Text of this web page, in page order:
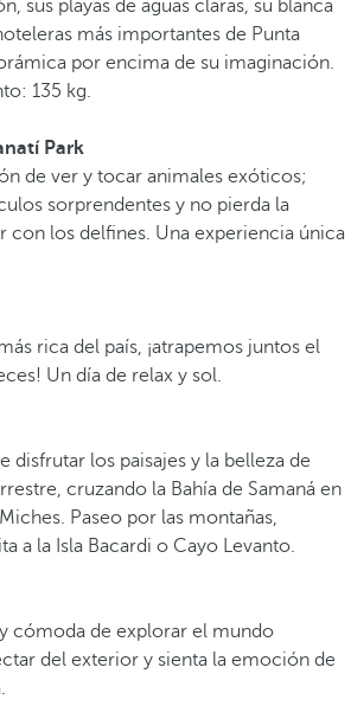
sus playas de aguas claras, su blanca
más importantes de Punta
por encima de su imaginación.
135 kg.
Park
de ver y tocar animales exóticos;
sorprendentes y no pierda la
con los delfines. Una experiencia única
rica del país, ¡atrapemos juntos el
Un día de relax y sol.
disfrutar los paisajes y la belleza de
cruzando la Bahía de Samaná en
Paseo por las montañas,
a la Isla Bacardi o Cayo Levanto.
y cómoda de explorar el mundo
del exterior y sienta la emoción de